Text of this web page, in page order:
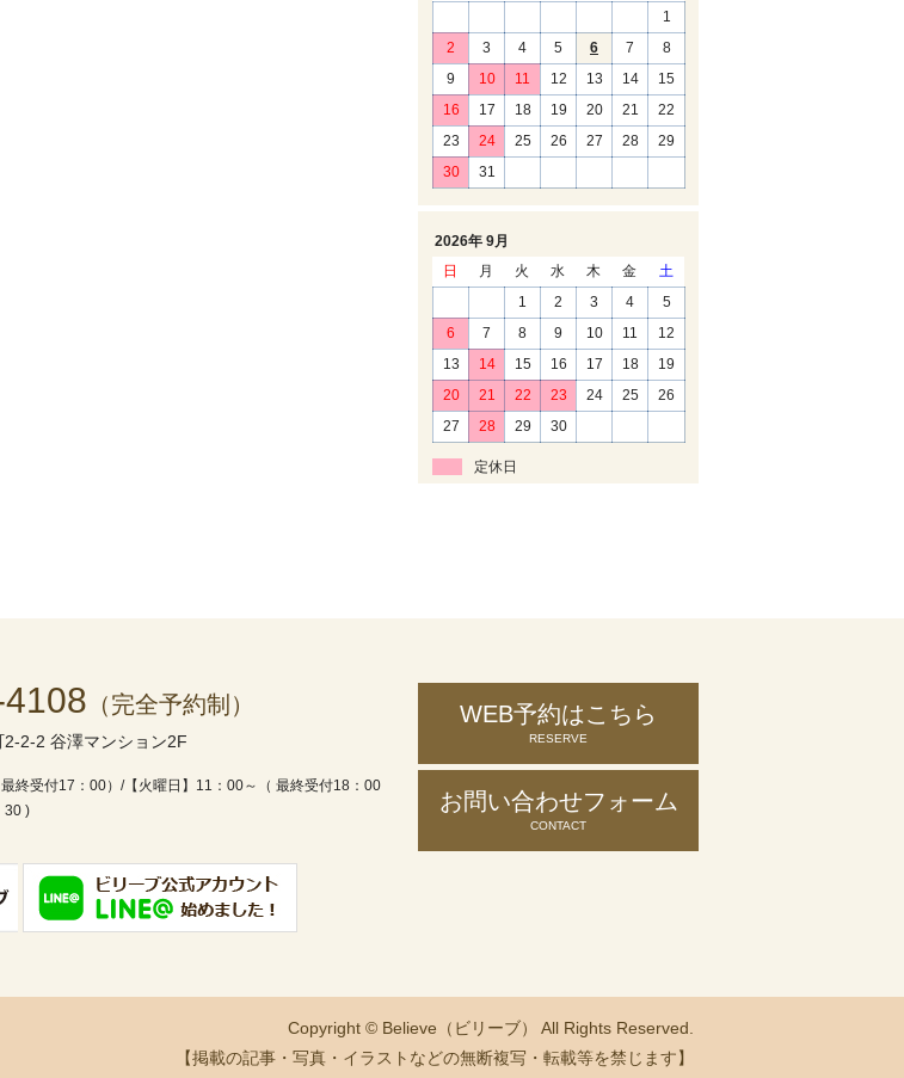
1
2
3 4 5 6 7
8
9
10 11 12 13 14
15
16
17 18 19 20 21
22
23
24 25 26 27 28
29
30
31
2026年 9月
日
月 火 水 木 金
土
1
2 3 4
5
6
7 8 9 10 11
12
13
14 15 16 17 18
19
20
21 22 23 24 25
26
27
28 29 30
定休日
（完全予約制）
2-2 谷澤マンション2F
終受付17：00）/【火曜日】11：00～（ 最終受付18：00
30 )
WEB予約はこちら
RESERVE
お問い合わせフォーム
CONTACT
Copyright © Believe（ビリーブ） All Rights Reserved.
【掲載の記事・写真・イラストなどの無断複写・転載等を禁じます】